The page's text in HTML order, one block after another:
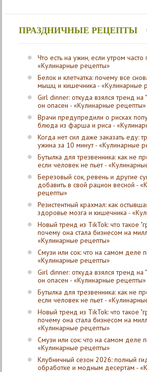
ПРАЗДНИЧНЫЕ РЕЦЕПТЫ
Что есть на ужин, если утром часто
«Кулинарные рецепты»
Белок и клетчатка: почему все
мышц и кишечника - «Кулинарные
Girl dinner: откуда взялся тренд
он опасен - «Кулинарные рецепты»
Врачи предупредили о рисках
блюда из фарша и риса -
Когда нет сил даже заказать еду:
ужина за 10 минут - «Кулинарные
Бутылка для трезвенника: как не
если человек не пьет -
Березовый сок, ревень и другие
добавить в свой рацион весной -
рецепты»
Резистентный крахмал: как
здоровье мозга и кишечника -
Новый тренд из TikTok: что такое
почему она стала бизнесом на
«Кулинарные рецепты»
Смузи или сок: что на самом деле
«Кулинарные рецепты»
Girl dinner: откуда взялся тренд
он опасен - «Кулинарные рецепты»
Бутылка для трезвенника: как не
если человек не пьет -
Новый тренд из TikTok: что такое
почему она стала бизнесом на
«Кулинарные рецепты»
Смузи или сок: что на самом деле
«Кулинарные рецепты»
Клубничный сезон 2026: полный
обработке и модным десертам -